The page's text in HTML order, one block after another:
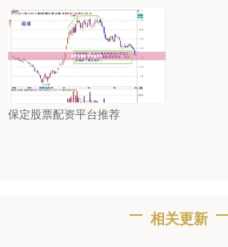
保定股票配资平台推荐
相关更新